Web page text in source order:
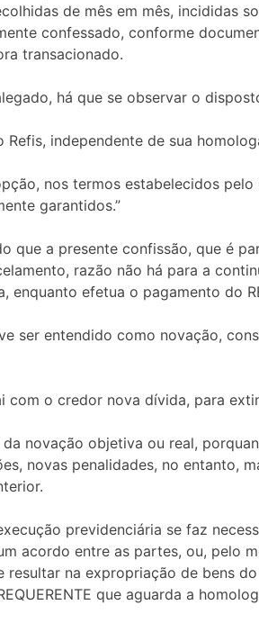
de mês em mês, incididas
confessado, conforme
transacionado.
há que se observar o
Refis, independente de sua
nos termos estabelecidos
garantidos.”
que a presente confissão, que é
razão não há para a
enquanto efetua o pagamento do
ser entendido como novação,
com o credor nova dívida, para
da novação objetiva ou real,
novas penalidades, no entanto,
previdenciária se faz
acordo entre as partes, ou, pelo
resultar na expropriação de bens
que aguarda a